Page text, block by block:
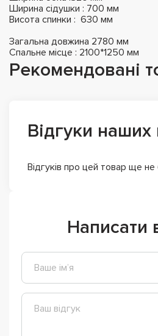
Ширина сідушки : 700 мм
Висота спинки : 630 мм
Загальна довжина 2780 мм
Спальне місце : 2100*1250 мм
Рекомендовані
Відгуки наших
Відгуків про цей товар ще не
Написати